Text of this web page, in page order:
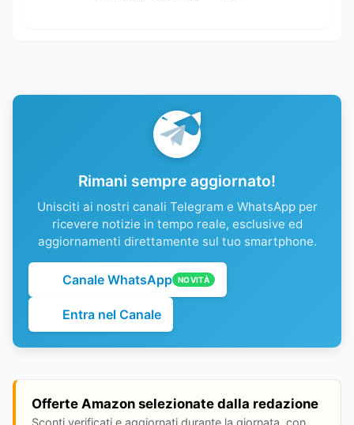
Rimani sempre aggiornato!
Unisciti ai nostri canali Telegram e WhatsApp per
ricevere notizie in tempo reale, esclusive ed
aggiornamenti direttamente sul tuo smartphone.
Canale WhatsApp NOVITÀ
Entra nel Canale
Offerte Amazon selezionate dalla redazione